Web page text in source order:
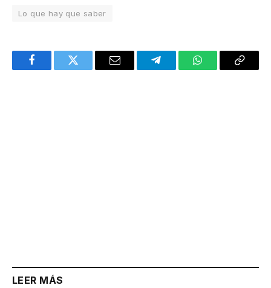
Lo que hay que saber
FacebookTwitter Email TelegramWhatsAppCopy
LEER MÁS